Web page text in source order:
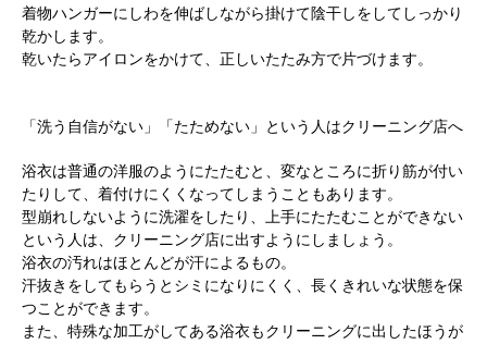
着物ハンガーにしわを伸ばしながら掛けて陰干しをしてしっかり
乾かします。
乾いたらアイロンをかけて、正しいたたみ方で片づけます。
「洗う自信がない」「たためない」という人はクリーニング店へ
浴衣は普通の洋服のようにたたむと、変なところに折り筋が付い
たりして、着付けにくくなってしまうこともあります。
型崩れしないように洗濯をしたり、上手にたたむことができない
という人は、クリーニング店に出すようにしましょう。
浴衣の汚れはほとんどが汗によるもの。
汗抜きをしてもらうとシミになりにくく、長くきれいな状態を保
つことができます。
また、特殊な加工がしてある浴衣もクリーニングに出したほうが